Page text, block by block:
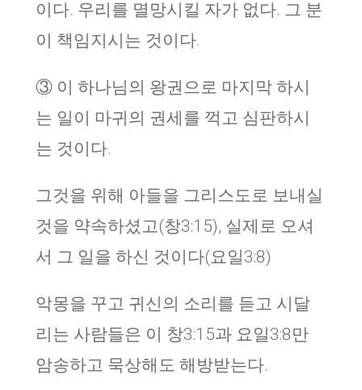
이다. 우리를 멸망시킬 자가 없다. 그 분
이 책임지시는 것이다.
③ 이 하나님의 왕권으로 마지막 하시
는 일이 마귀의 권세를 꺽고 심판하시
는 것이다.
그것을 위해 아들을 그리스도로 보내실
것을 약속하셨고(창3:15), 실제로 오셔
서 그 일을 하신 것이다(요일3:8)
악몽을 꾸고 귀신의 소리를 듣고 시달
리는 사람들은 이 창3:15과 요일3:8만
암송하고 묵상해도 해방받는다.